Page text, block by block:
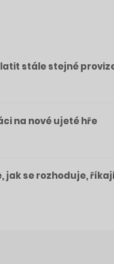
stále stejné
na nové ujeté hře
jak se rozhoduje,